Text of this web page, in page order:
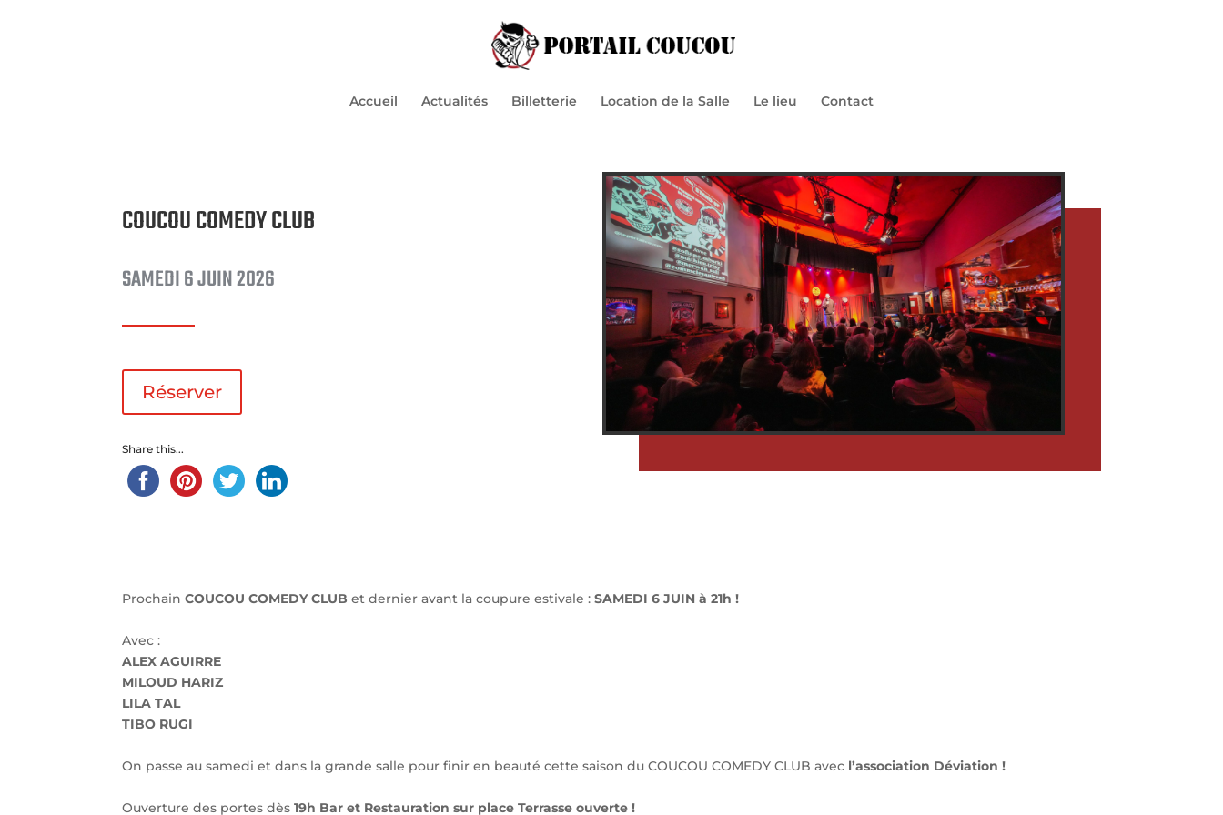
Accueil Actualités Billetterie Location de la Salle Le lieu Contact
COUCOU COMEDY CLUB
SAMEDI 6 JUIN 2026
Réserver
Share this...
ProchainCOUCOU COMEDY CLUB et dernier avant la coupure estivale :SAMEDI 6 JUIN à 21h !
Avec :
ALEX AGUIRRE
MILOUD HARIZ
LILA TAL
TIBO RUGI
On passe au samedi et dans la grande salle pour finir en beauté cette saison du COUCOU COMEDY CLUB avec l’association Déviation !
Ouverture des portes dès19h Bar et Restauration sur place Terrasse ouverte !